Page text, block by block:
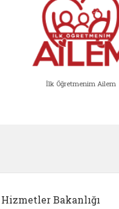
İlk Öğretmenim Ailem
Bakanlığı